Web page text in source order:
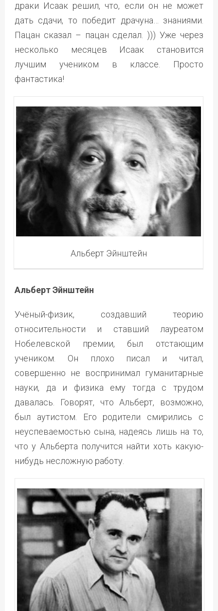
драки Исаак решил, что, если он не может
дать сдачи, то победит драчуна… знаниями.
Пацан сказал – пацан сделал. ))) Уже через
несколько месяцев Исаак становится
лучшим учеником в классе. Просто
фантастика!
Альберт Эйнштейн
Альберт Эйнштейн
Учёный-физик, создавший теорию
относительности и ставший лауреатом
Нобелевской премии, был отстающим
учеником. Он плохо писал и читал,
совершенно не воспринимал гуманитарные
науки, да и физика ему тогда с трудом
давалась. Говорят, что Альберт, возможно,
был аутистом. Его родители смирились с
неуспеваемостью сына, надеясь лишь на то,
что у Альберта получится найти хоть какую-
нибудь несложную работу.